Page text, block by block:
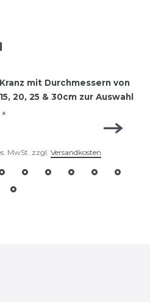
mit Durchmessern von
15, 20, 25 & 30cm zur Auswahl
*
MwSt. zzgl. Versandkosten